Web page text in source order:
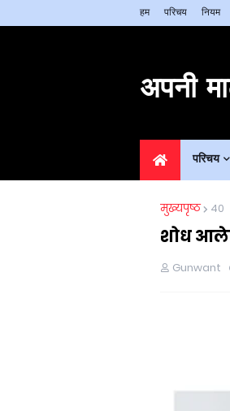
हम परिचय नियम
अपनी
परिचय
मुख्यपृष्ठ 40
शोध
Gunwant